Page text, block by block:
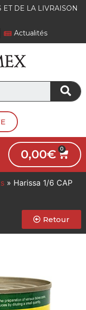
ET DE LA LIVRAISON
Actualités
0,00€
» Harissa 1/6 CAP
Retour